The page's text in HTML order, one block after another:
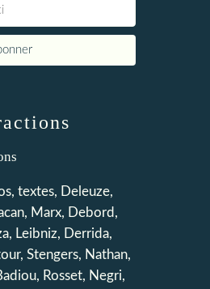
textes, Deleuze,
Marx, Debord,
Leibniz, Derrida,
Stengers, Nathan,
Rosset, Negri,